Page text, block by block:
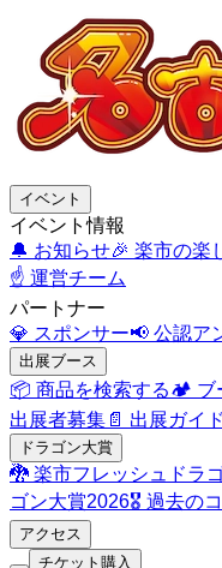
イベント
イベント情報
🔔 お知らせ🎉 楽市の楽
☝️ 運営チーム
パートナー
💎 スポンサー📢 公認ア
出展ブース
📦 商品を検索する🏕️ ブ
出展者募集 📄 出展ガイド
ドラゴン大賞
🐉 楽市フレッシュドラ
ゴン大賞2026🎖️ 過去の
アクセス
チケット購入